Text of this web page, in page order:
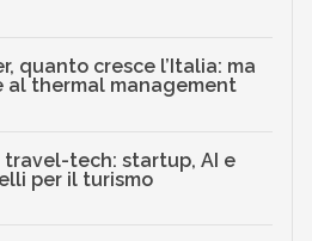
quanto cresce l’Italia: ma
al thermal management
travel-tech: startup, AI e
per il turismo